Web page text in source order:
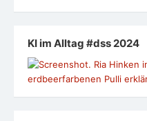
KI im Alltag #dss 2024